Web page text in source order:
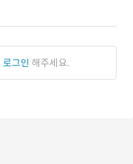
로그인 해주세요.